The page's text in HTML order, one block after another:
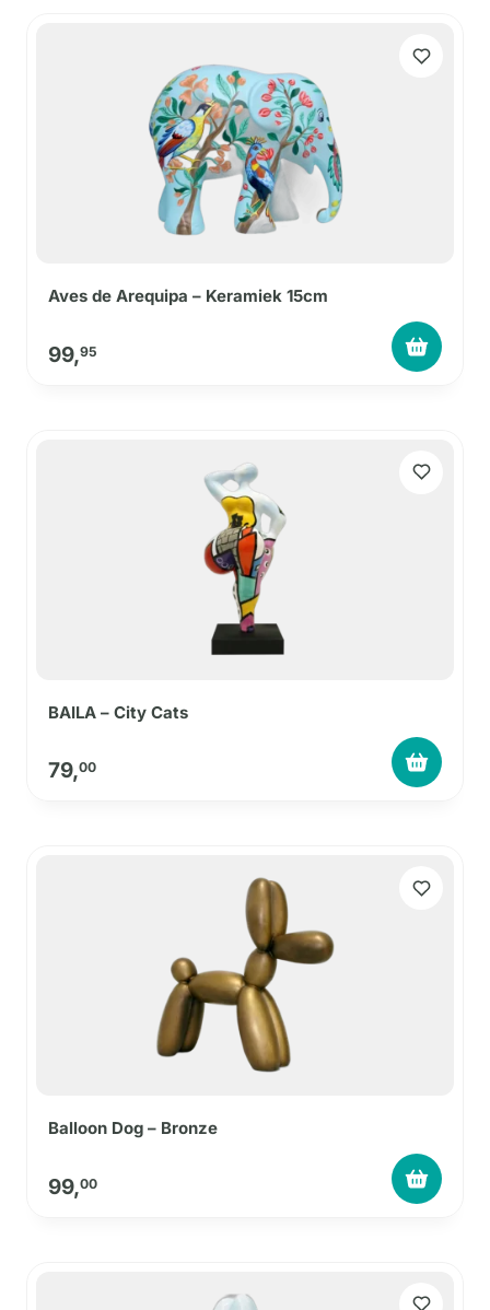
Aves de Arequipa – Keramiek 15cm
99,95
BAILA – City Cats
79,00
Balloon Dog – Bronze
99,00